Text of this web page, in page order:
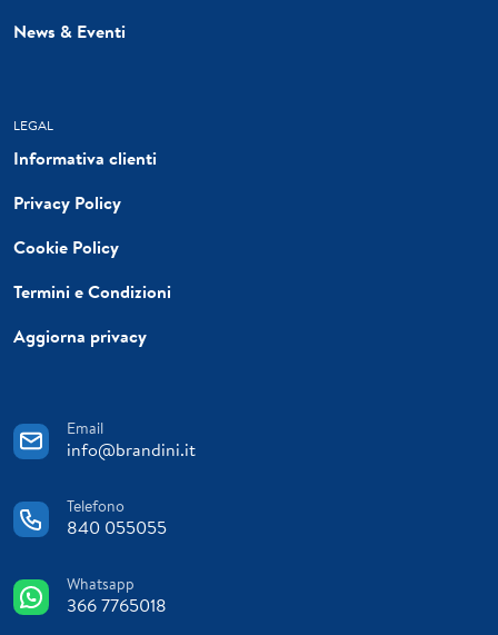
News & Eventi
LEGAL
Informativa clienti
Privacy Policy
Cookie Policy
Termini e Condizioni
Aggiorna privacy
Email
info@brandini.it
Telefono
840 055055
Whatsapp
366 7765018